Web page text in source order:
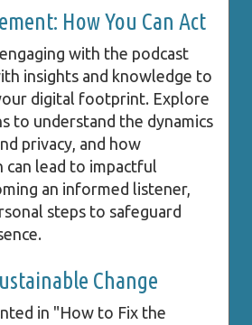
How You Can Act
with the podcast
insights and knowledge to
digital footprint. Explore
to understand the dynamics
privacy, and how
can lead to impactful
an informed listener,
steps to safeguard
Change
in "How to Fix the